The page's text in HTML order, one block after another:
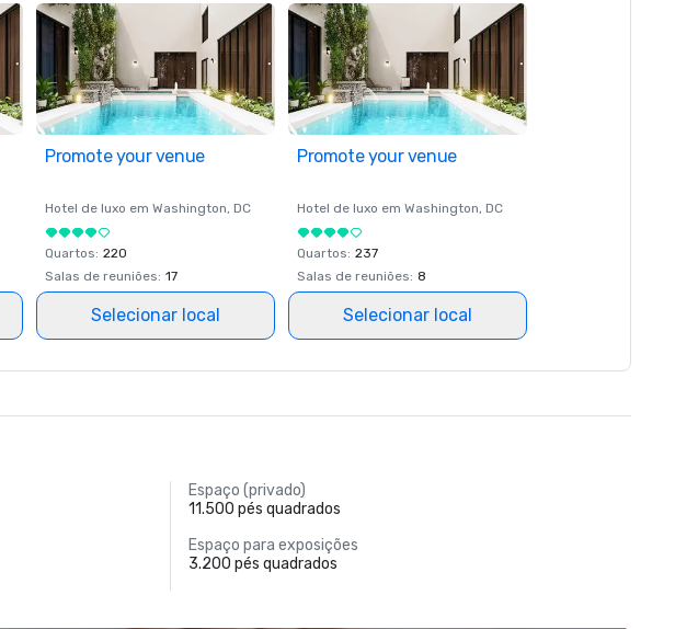
Promote your venue
Hotel de luxo em Washington, DC
Quartos: 220
Salas de reuniões: 17
Selecionar local
Promote your venue
Hotel de luxo em Washington, DC
Quartos: 237
Salas de reuniões: 8
Selecionar local
Espaço (privado)
11.500 pés quadrados
Espaço para exposições
3.200 pés quadrados